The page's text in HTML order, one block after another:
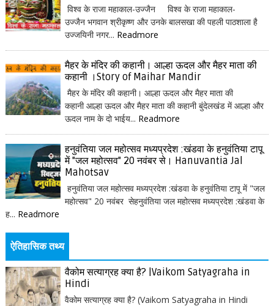
विश्व के राजा महाकाल-उज्जैन विश्व के राजा महाकाल-
उज्जैन भगवान श्रीकृष्ण और उनके बालसखा की पहली पाठशाला है
उज्जयिनी नगर... Readmore
मैहर के मंदिर की कहानी। आल्हा ऊदल और मैहर माता की
कहानी ।Story of Maihar Mandir
मैहर के मंदिर की कहानी। आल्हा ऊदल और मैहर माता की
कहानी आल्हा ऊदल और मैहर माता की कहानी बुंदेलखंड में आल्हा और
ऊदल नाम के दो भाईय... Readmore
हनुवंतिया जल महोत्सव मध्यप्रदेश :खंडवा के हनुवंतिया टापू
में "जल महोत्सव" 20 नवंबर से। Hanuvantia Jal
Mahotsav
हनुवंतिया जल महोत्सव मध्यप्रदेश :खंडवा के हनुवंतिया टापू में "जल
महोत्सव" 20 नवंबर सेहनुवंतिया जल महोत्सव मध्यप्रदेश :खंडवा के
ह... Readmore
ऐतिहासिक तथ्य
वैकोम सत्याग्रह क्या है? |Vaikom Satyagraha in
Hindi
वैकोम सत्याग्रह क्या है? (Vaikom Satyagraha in Hindi